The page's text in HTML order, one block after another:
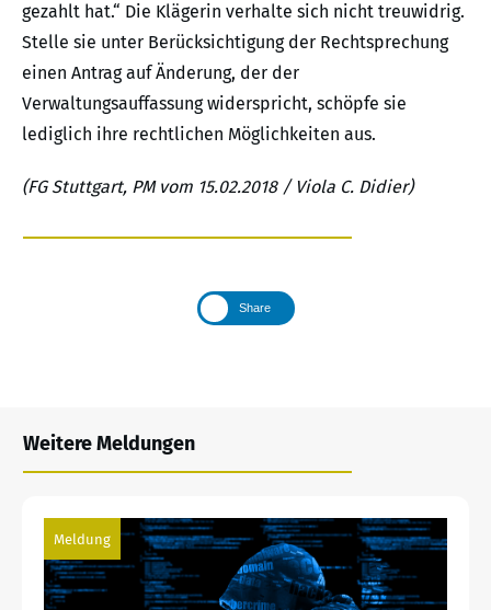
gezahlt hat.“ Die Klägerin verhalte sich nicht treuwidrig.
Stelle sie unter Berücksichtigung der Rechtsprechung
einen Antrag auf Änderung, der der
Verwaltungsauffassung widerspricht, schöpfe sie
lediglich ihre rechtlichen Möglichkeiten aus.
(FG Stuttgart, PM vom 15.02.2018 / Viola C. Didier)
Share
Weitere Meldungen
Meldung